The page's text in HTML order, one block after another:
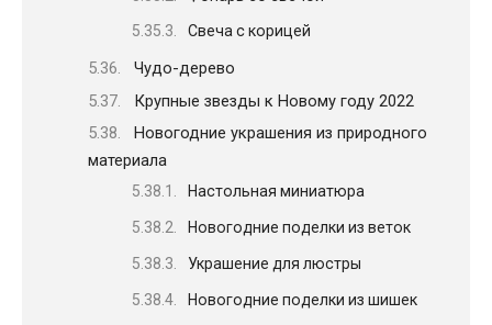
Свеча с корицей
Чудо-дерево
Крупные звезды к Новому году 2022
Новогодние украшения из природного
материала
Настольная миниатюра
Новогодние поделки из веток
Украшение для люстры
Новогодние поделки из шишек